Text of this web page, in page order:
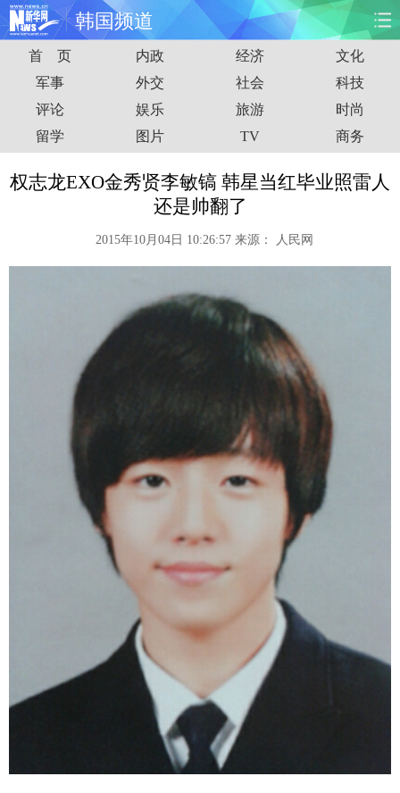
韩国频道
首页 时政 国际 财经
娱乐 体育 人事 教育
时尚 思客 地方 法治
台湾 华人
能源 房产
信息化
富媒体 新华广播
新华电视中文 新华电视英文 返回PC
首 页 内政 经济
文化
军事
外交 社会
科技
评论
娱乐 旅游
时尚
留学
图片 TV 商务
权志龙EXO金秀贤李敏镐 韩星当红毕业照雷人
还是帅翻了
2015年10月04日 10:26:57 来源： 人民网